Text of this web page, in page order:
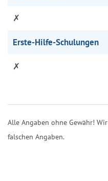
✗
Erste-Hilfe-Schulungen
✗
Alle Angaben ohne Gewähr!
falschen Angaben.